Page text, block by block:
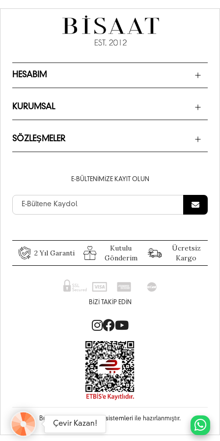
HESABIM
KURUMSAL
SÖZLEŞMELER
E-BÜLTENIMIZE KAYIT OLUN
2 Yıl Garanti
Kutulu
Gönderim
Ücretsiz
Kargo
BIZI TAKIP EDIN
Bu site Vikaon E-Ticaret sistemleri ile hazırlanmıştır.
Çevir Kazan!